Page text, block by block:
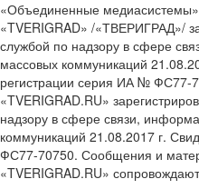
«Объединенные
«TVERIGRAD» /«ТВЕРИГРАД»/
службой по надзору в сфере
массовых коммуникаций
регистрации серия ИА № ФС77-
«TVERIGRAD.RU»
надзору в сфере связи,
коммуникаций 21.08.2017 г.
ФС77-70750. Сообщения и
«TVERIGRAD.RU»